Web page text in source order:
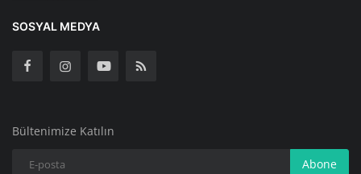
SOSYAL MEDYA
Bültenimize Katılın
Abone